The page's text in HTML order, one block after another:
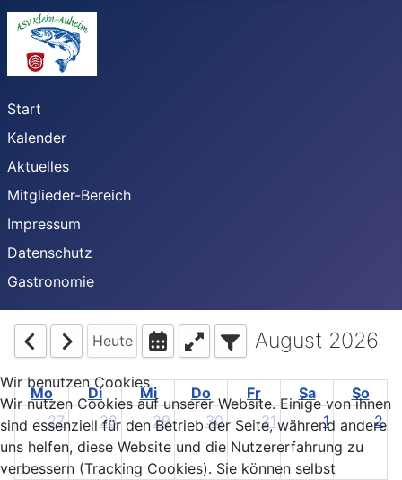
Start
Kalender
Aktuelles
Mitglieder-Bereich
Impressum
Datenschutz
Gastronomie
Heute August 2026
Mo Di Mi Do Fr Sa
So
27
28 29 30 31 1 2
Wir benutzen Cookies
Wir nutzen Cookies auf unserer Website. Einige von ihnen
sind essenziell für den Betrieb der Seite, während andere
uns helfen, diese Website und die Nutzererfahrung zu
verbessern (Tracking Cookies). Sie können selbst